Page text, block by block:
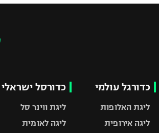
כדורגל עולמי
ליגת האלופות
ליגה אירופית
כדורסל ישראלי
ליגת ווינר סל
ליגה לאומית